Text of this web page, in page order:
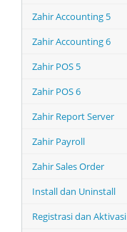
Zahir Accounting 5
Zahir Accounting 6
Zahir POS 5
Zahir POS 6
Zahir Report Server
Zahir Payroll
Zahir Sales Order
Install dan Uninstall
Registrasi dan Aktivasi